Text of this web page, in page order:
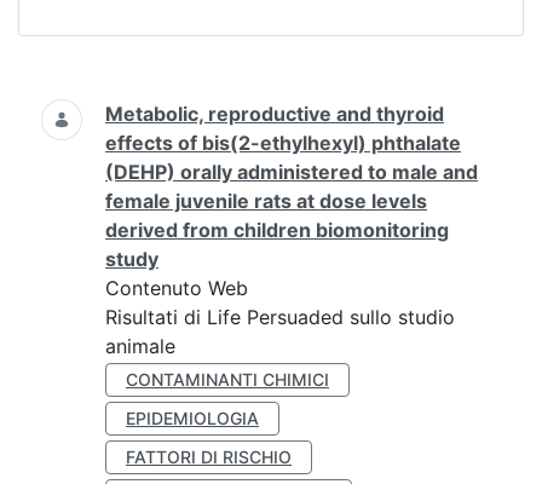
Ricerca
Metabolic, reproductive and thyroid
effects of bis(2-ethylhexyl) phthalate
(DEHP) orally administered to male and
female juvenile rats at dose levels
derived from children biomonitoring
study
Contenuto Web
Risultati di Life Persuaded sullo studio
animale
CONTAMINANTI CHIMICI
EPIDEMIOLOGIA
FATTORI DI RISCHIO